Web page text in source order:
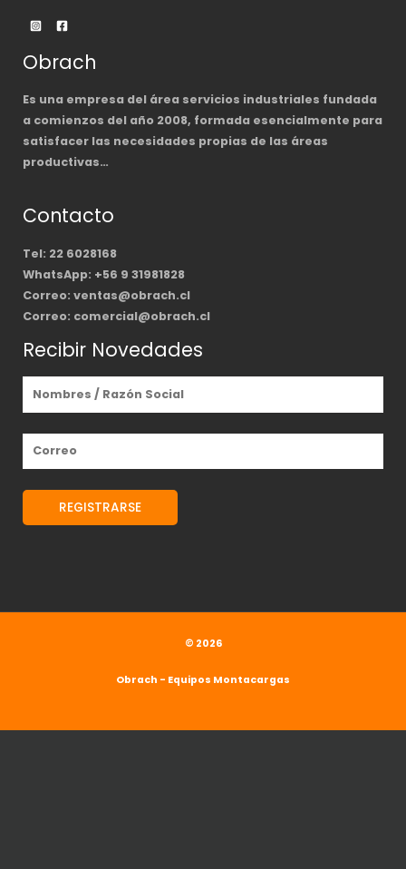
Obrach
Es una empresa del área servicios industriales fundada
a comienzos del año 2008, formada esencialmente para
satisfacer las necesidades propias de las áreas
productivas…
Contacto
Tel: 22 6028168
WhatsApp: +56 9 31981828
Correo: ventas@obrach.cl
Correo: comercial@obrach.cl
Recibir Novedades
© 2026
Obrach - Equipos Montacargas